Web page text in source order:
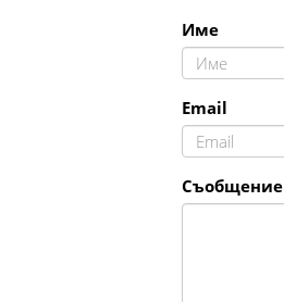
Име
Email
Съобщение